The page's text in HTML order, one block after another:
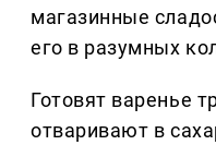
магазинные
его в разумных
Готовят варенье
отваривают в